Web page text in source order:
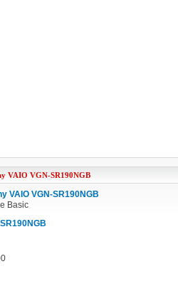
VAIO VGN-SR190NGB
VAIO VGN-SR190NGB
Basic